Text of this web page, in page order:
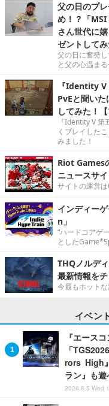
父の日のプ
め！？「
さん世代に
ゼントして
父の日に奮発
と父の心温まる
『Identity V
PvEと聞い
してみた！【
『Identity V
くプレイした
みました！
Riot Games
ニュースサ
サイトの運営
インディー
n」
“ハードコアゲ
とした
THQノルデ
最新情報を
今最もホット
イベン
『エース
「
rors High
ラン』も遊
2026.8.5 Wed